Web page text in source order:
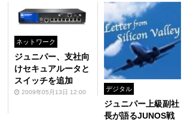
ネットワーク
ジュニパー、支社向
けセキュアルータと
スイッチを追加
2009年05月13日 12:00 デジタル
ジュニパー上級副社
長が語るJUNOS戦